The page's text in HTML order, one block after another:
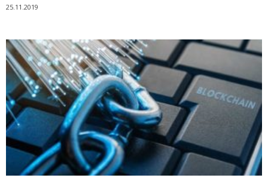
25.11.2019